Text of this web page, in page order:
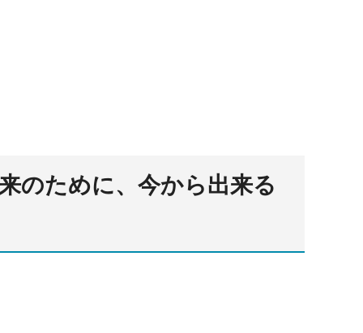
のために、今から出来る